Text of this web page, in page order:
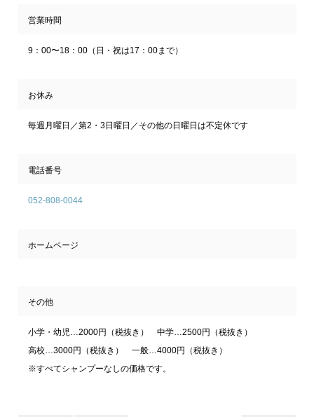
営業時間
9：00〜18：00（日・祝は17：00まで）
お休み
毎週月曜日／第2・3日曜日／その他の日曜日は不定休です
電話番号
052-808-0044
ホームページ
その他
小学・幼児…2000円（税抜き） 中学…2500円（税抜き）
高校…3000円（税抜き） 一般…4000円（税抜き）
※すべてシャンプーなしの価格です。